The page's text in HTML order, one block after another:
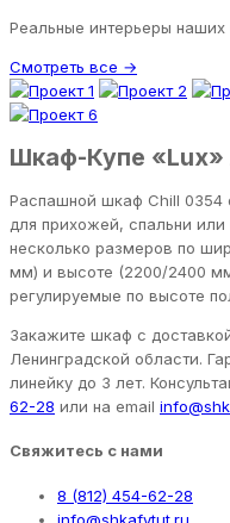
Реальные интерьеры наших
Смотреть все →
Шкаф-Купе «Lux»
Распашной шкаф Chill 0354
для прихожей, спальни
несколько размеров по
мм) и высоте (2200/2400
регулируемые по высоте
Закажите шкаф с
Ленинградской области.
линейку до 3 лет.
62-28 или на email
Свяжитесь с нами
8 (812) 454-62-28
info@shkafytut.ru